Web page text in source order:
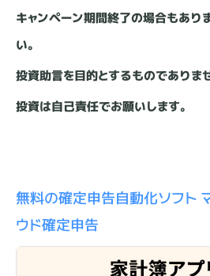
キャンペーン期間終了の場合もあり
い。
投資助言を目的とするものでありま
投資は自己責任でお願いします。
無料の確定申告自動化ソフト
ウド確定申告